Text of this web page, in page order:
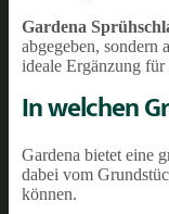
Gardena
abgegeben, sondern
ideale Ergänzung für
In welchen
Gardena bietet eine
dabei vom
können.